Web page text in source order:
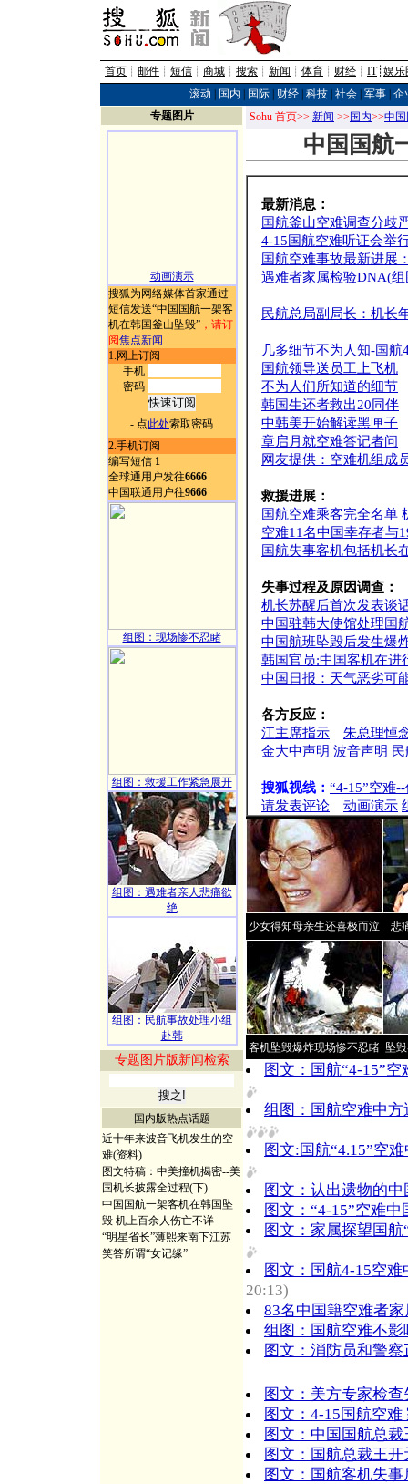
首页 ┊ 邮件 ┊ 短信 ┊ 商城 ┊ 搜索 ┊ 新闻 ┊ 体育 ┊ 财经 ┊ IT┊ 娱乐
滚动
国内 国际| 财经| 科技| 社会| 军事| 企
专题图片
动画演示
搜狐为网络媒体首家通过
短信发送“中国国航一架客
机在韩国釜山坠毁”，请订
阅焦点新闻
1.网上订阅
手机
密码
- 点此处索取密码
2.手机订阅
编写短信 1
全球通用户发往6666
中国联通用户往9666
组图：现场惨不忍睹
组图：救援工作紧急展开
组图：遇难者亲人悲痛欲
绝
组图：民航事故处理小组
赴韩
专题图片版新闻检索
国内版热点话题
近十年来波音飞机发生的空
难(资料)
图文特稿：中美撞机揭密--美
国机长披露全过程(下)
中国国航一架客机在韩国坠
毁 机上百余人伤亡不详
“明星省长”薄熙来南下江苏
笑答所谓“女记缘”
Sohu 首页>> 新闻 >> 国内>>中
中国国航
最新消息：
国航釜山空难调查分歧
4-15国航空难听证会举
国航空难事故最新进展
遇难者家属检验DNA(组
民航总局副局长：机长
几多细节不为人知-国
国航领导送员工上飞机
不为人们所知道的细节
韩国生还者救出20同伴
中韩美开始解读黑匣子
章启月就空难答记者问
网友提供：空难机组成
救援进展：
国航空难乘客完全名单
空难11名中国幸存者与
国航失事客机包括机长
失事过程及原因调查：
机长苏醒后首次发表谈
中国驻韩大使馆处理国
中国航班坠毁后发生爆
韩国官员:中国客机在进
中国日报：天气恶劣可
各方反应：
江主席指示
朱总理悼
金大中声明 波音声明
搜狐视线： “4-15”空难
请发表评论
动画演示
少女得知母亲生还喜极而泣 悲
客机坠毁爆炸现场惨不忍睹 坠
图文：国航“4-15”
组图：国航空难中
图文:国航“4.15”空
图文：认出遗物的
图文：“4-15”空难
图文：家属探望国
图文：国航4-15空
20:13)
83名中国籍空难者
组图：国航空难不
图文：消防员和警
图文：美方专家检
图文：4-15国航空
图文：中国国航总
图文：国航总裁王
图文：国航客机失